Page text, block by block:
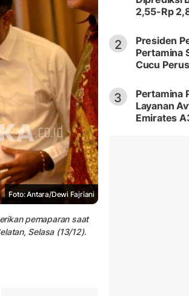
Foto: Antara/Dewi Fajriani
pemaparan saat
Selasa (13/12).
2,55-Rp
2
Presiden
Pertamina
Cucu
3
Pertamina
Layanan
Emirates